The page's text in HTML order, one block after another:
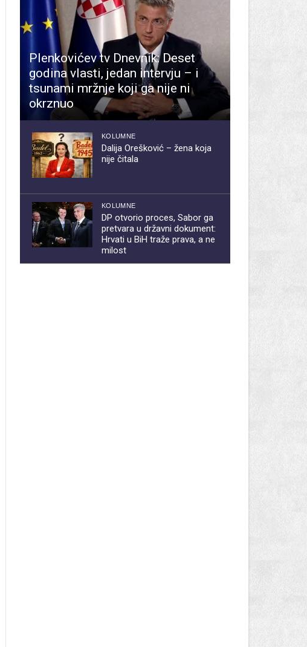
Plenkovićev tv Dnevnik: Deset
godina vlasti, jedan intervju – i
tsunami mržnje koji ga nije ni
okrznuo
KOLUMNE
Dalija Orešković – žena koja
nije čitala
KOLUMNE
DP otvorio proces, Sabor ga
pretvara u državni dokument:
Hrvati u BiH traže prava, a ne
milost